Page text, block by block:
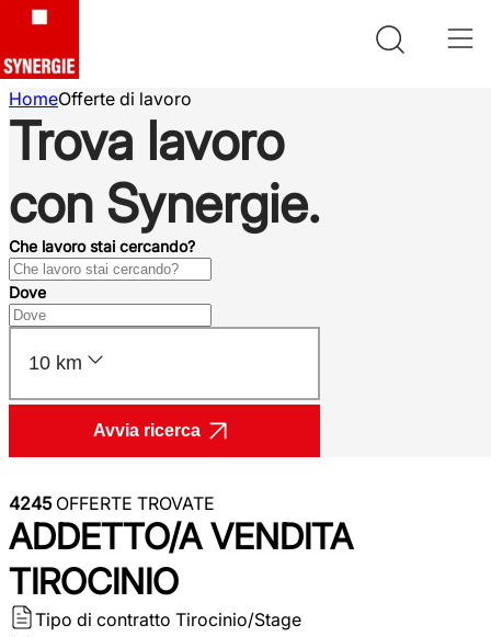
HomeOfferte di lavoro
Trova lavoro
con Synergie.
Che lavoro stai cercando?
Dove
10 km
Avvia ricerca
4245OFFERTE TROVATE
ADDETTO/A VENDITA
TIROCINIO
Tipo di contratto Tirocinio/Stage